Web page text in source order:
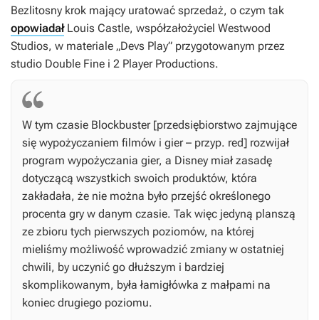
Bezlitosny krok mający uratować sprzedaż, o czym tak
opowiadałLouis Castle, współzałożyciel Westwood
Studios, w materiale „Devs Play” przygotowanym przez
studio Double Fine i 2 Player Productions.
W tym czasie Blockbuster [przedsiębiorstwo zajmujące
się wypożyczaniem filmów i gier – przyp. red] rozwijał
program wypożyczania gier, a Disney miał zasadę
dotyczącą wszystkich swoich produktów, która
zakładała, że nie można było przejść określonego
procenta gry w danym czasie. Tak więc jedyną planszą
ze zbioru tych pierwszych poziomów, na której
mieliśmy możliwość wprowadzić zmiany w ostatniej
chwili, by uczynić go dłuższym i bardziej
skomplikowanym, była łamigłówka z małpami na
koniec drugiego poziomu.